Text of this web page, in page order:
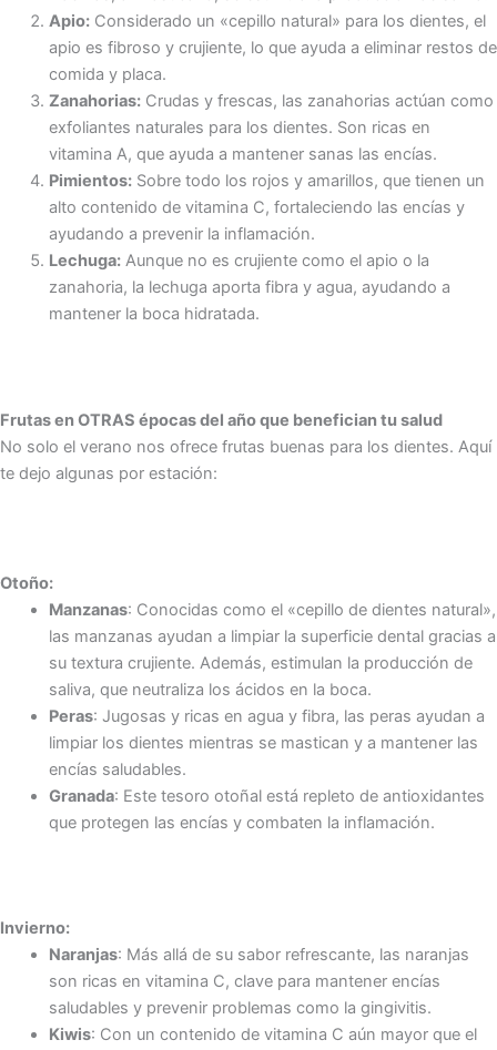
Apio:Considerado un «cepillo natural» para los dientes, el
apio es fibroso y crujiente, lo que ayuda a eliminar restos de
comida y placa.
Zanahorias:Crudas y frescas, las zanahorias actúan como
exfoliantes naturales para los dientes. Son ricas en
vitamina A, que ayuda a mantener sanas las encías.
Pimientos:Sobre todo los rojos y amarillos, que tienen un
alto contenido de vitamina C, fortaleciendo las encías y
ayudando a prevenir la inflamación.
Lechuga:Aunque no es crujiente como el apio o la
zanahoria, la lechuga aporta fibra y agua, ayudando a
mantener la boca hidratada.
Frutas en OTRAS épocas del año que benefician tu salud
No solo el verano nos ofrece frutas buenas para los dientes. Aquí
te dejo algunas por estación:
Otoño:
Manzanas: Conocidas como el «cepillo de dientes natural»,
las manzanas ayudan a limpiar la superficie dental gracias a
su textura crujiente. Además, estimulan la producción de
saliva, que neutraliza los ácidos en la boca.
Peras: Jugosas y ricas en agua y fibra, las peras ayudan a
limpiar los dientes mientras se mastican y a mantener las
encías saludables.
Granada: Este tesoro otoñal está repleto de antioxidantes
que protegen las encías y combaten la inflamación.
Invierno:
Naranjas: Más allá de su sabor refrescante, las naranjas
son ricas en vitamina C, clave para mantener encías
saludables y prevenir problemas como la gingivitis.
Kiwis: Con un contenido de vitamina C aún mayor que el